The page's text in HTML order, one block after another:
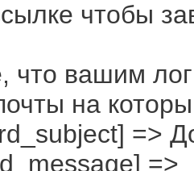
чтобы
что вашим
на
=>
=>